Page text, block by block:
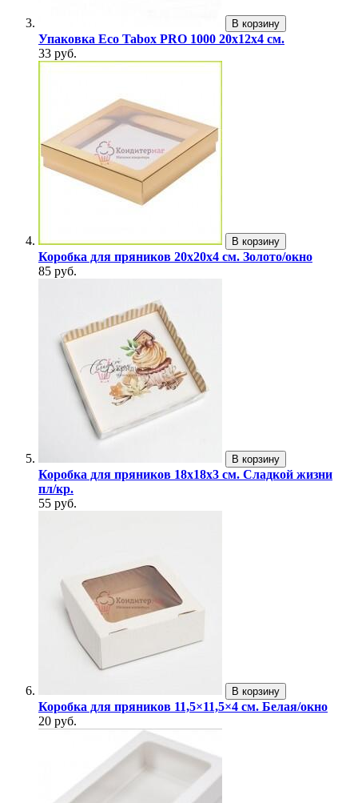
В корзину
Упаковка Eco Tabox PRO 1000 20х12х4 см.
33 руб.
В корзину
Коробка для пряников 20х20х4 см. Золото/окно
85 руб.
В корзину
Коробка для пряников 18х18х3 см. Сладкой жизни
пл/кр.
55 руб.
В корзину
Коробка для пряников 11,5×11,5×4 см. Белая/окно
20 руб.